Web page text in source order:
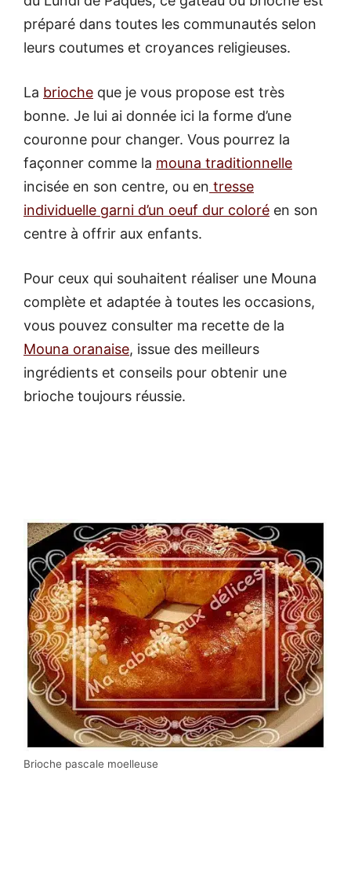
préparé dans toutes les communautés selon
leurs coutumes et croyances religieuses.
La brioche que je vous propose est très
bonne. Je lui ai donnée ici la forme d’une
couronne pour changer. Vous pourrez la
façonner comme la mouna traditionnelle
incisée en son centre, ou en tresse
individuelle garni d’un oeuf dur coloré en son
centre à offrir aux enfants.
Pour ceux qui souhaitent réaliser une Mouna
complète et adaptée à toutes les occasions,
vous pouvez consulter ma recette de la
Mouna oranaise, issue des meilleurs
ingrédients et conseils pour obtenir une
brioche toujours réussie.
Brioche pascale moelleuse